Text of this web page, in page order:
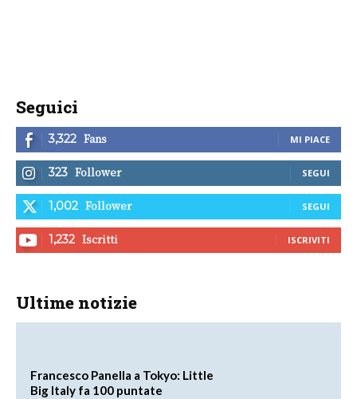
Seguici
3,322 Fans MI PIACE
323 Follower SEGUI
1,002 Follower SEGUI
1,232 Iscritti ISCRIVITI
Ultime notizie
Francesco Panella a Tokyo: Little
Big Italy fa 100 puntate